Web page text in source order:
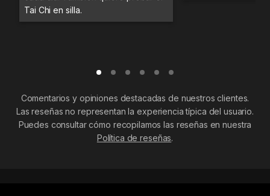
Tai Chi en silla.
Comentarios y opiniones destacadas de nuestros clientes.
Las reseñas no representan la experiencia típica del usuario.
Puedes consultar cómo recopilamos las reseñas en nuestra
Política de reseñas.